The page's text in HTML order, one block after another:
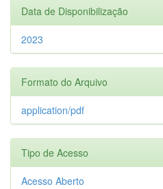
Data de Disponibilização
2023
Formato do Arquivo
application/pdf
Tipo de Acesso
Acesso Aberto